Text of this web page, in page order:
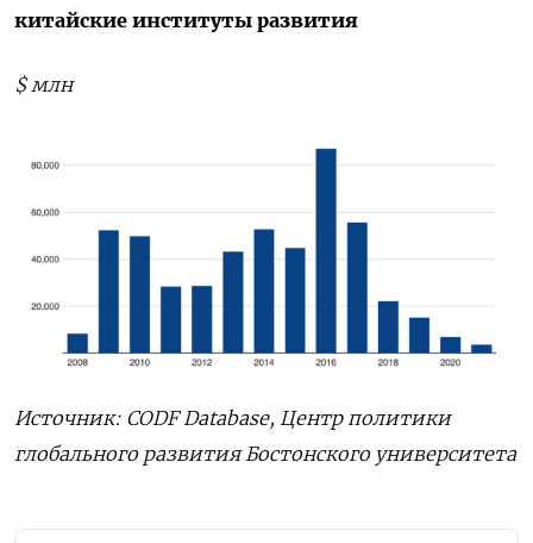
китайские институты развития
$млн
Источник: CODF Database, Центр политики
глобального развития Бостонского университета